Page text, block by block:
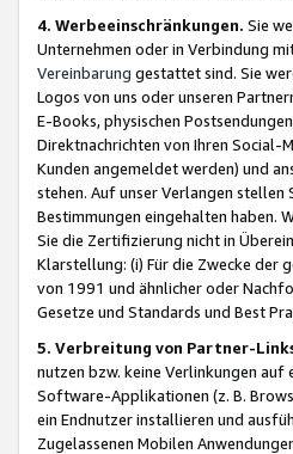
4. Werbeeinschränkungen. Sie
Unternehmen oder in Verbindung
Vereinbarung gestattet sind. Sie
Logos von uns oder unseren
E-Books, physischen
Direktnachrichten von Ihren Social-
Kunden angemeldet werden) und
stehen. Auf unser Verlangen
Bestimmungen eingehalten haben.
Sie die Zertifizierung nicht in
Klarstellung: (i) Für die Zwecke der
von 1991 und ähnlicher oder
Gesetze und Standards und Best
5. Verbreitung von Partner-
nutzen bzw. keine Verlinkungen
Software-Applikationen (z. B.
ein Endnutzer installieren und
Zugelassenen Mobilen